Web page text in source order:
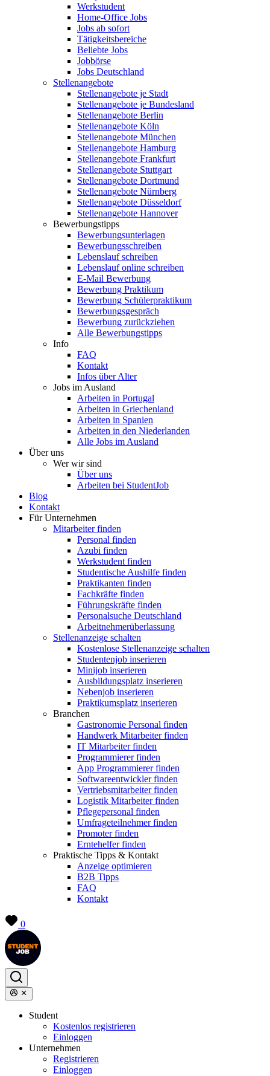
Werkstudent
Home-Office Jobs
Jobs ab sofort
Tätigkeitsbereiche
Beliebte Jobs
Jobbörse
Jobs Deutschland
Stellenangebote
Stellenangebote je Stadt
Stellenangebote je Bundesland
Stellenangebote Berlin
Stellenangebote Köln
Stellenangebote München
Stellenangebote Hamburg
Stellenangebote Frankfurt
Stellenangebote Stuttgart
Stellenangebote Dortmund
Stellenangebote Nürnberg
Stellenangebote Düsseldorf
Stellenangebote Hannover
Bewerbungstipps
Bewerbungsunterlagen
Bewerbungsschreiben
Lebenslauf schreiben
Lebenslauf online schreiben
E-Mail Bewerbung
Bewerbung Praktikum
Bewerbung Schülerpraktikum
Bewerbungsgespräch
Bewerbung zurückziehen
Alle Bewerbungstipps
Info
FAQ
Kontakt
Infos über Alter
Jobs im Ausland
Arbeiten in Portugal
Arbeiten in Griechenland
Arbeiten in Spanien
Arbeiten in den Niederlanden
Alle Jobs im Ausland
Über uns
Wer wir sind
Über uns
Arbeiten bei StudentJob
Blog
Kontakt
Für Unternehmen
Mitarbeiter finden
Personal finden
Azubi finden
Werkstudent finden
Studentische Aushilfe finden
Praktikanten finden
Fachkräfte finden
Führungskräfte finden
Personalsuche Deutschland
Arbeitnehmerüberlassung
Stellenanzeige schalten
Kostenlose Stellenanzeige schalten
Studentenjob inserieren
Minijob inserieren
Ausbildungsplatz inserieren
Nebenjob inserieren
Praktikumsplatz inserieren
Branchen
Gastronomie Personal finden
Handwerk Mitarbeiter finden
IT Mitarbeiter finden
Programmierer finden
App Programmierer finden
Softwareentwickler finden
Vertriebsmitarbeiter finden
Logistik Mitarbeiter finden
Pflegepersonal finden
Umfrageteilnehmer finden
Promoter finden
Erntehelfer finden
Praktische Tipps & Kontakt
Anzeige optimieren
B2B Tipps
FAQ
Kontakt
0
Student
Kostenlos registrieren
Einloggen
Unternehmen
Registrieren
Einloggen